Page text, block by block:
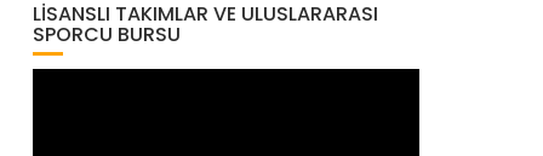
LISANSLI TAKIMLAR VE ULUSLARARASI
SPORCU BURSU